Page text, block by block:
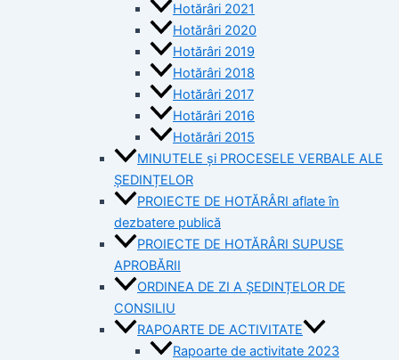
Hotărâri 2021
Hotărâri 2020
Hotărâri 2019
Hotărâri 2018
Hotărâri 2017
Hotărâri 2016
Hotărâri 2015
MINUTELE și PROCESELE VERBALE ALE
ȘEDINȚELOR
PROIECTE DE HOTĂRÂRI aflate în
dezbatere publică
PROIECTE DE HOTĂRÂRI SUPUSE
APROBĂRII
ORDINEA DE ZI A ȘEDINȚELOR DE
CONSILIU
RAPOARTE DE ACTIVITATE
Rapoarte de activitate 2023